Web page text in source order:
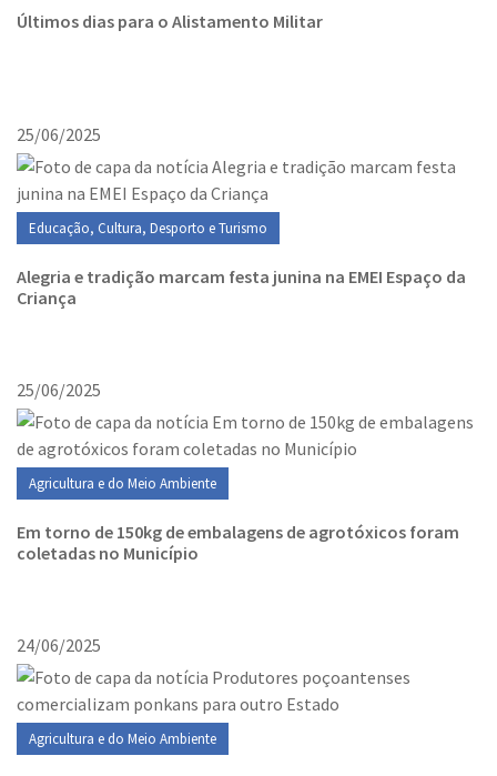
Últimos dias para o Alistamento Militar
25/06/2025
Educação, Cultura, Desporto e Turismo
Alegria e tradição marcam festa junina na EMEI Espaço da
Criança
25/06/2025
Agricultura e do Meio Ambiente
Em torno de 150kg de embalagens de agrotóxicos foram
coletadas no Município
24/06/2025
Agricultura e do Meio Ambiente